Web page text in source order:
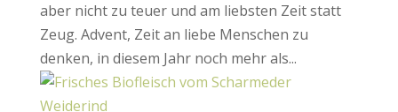
aber nicht zu teuer und am liebsten Zeit statt
Zeug. Advent, Zeit an liebe Menschen zu
denken, in diesem Jahr noch mehr als...